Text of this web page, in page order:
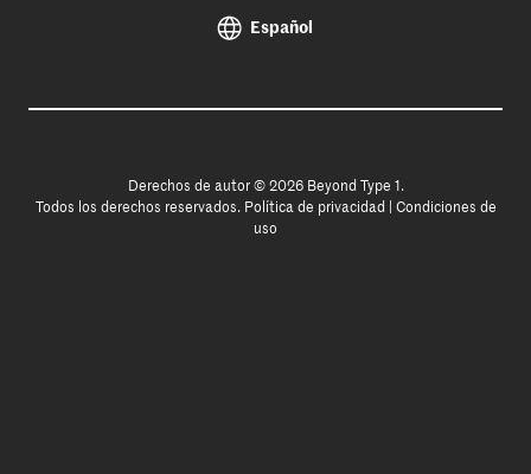
Español
Derechos de autor © 2026 Beyond Type 1.
Todos los derechos reservados. Política de privacidad
Condiciones de
uso